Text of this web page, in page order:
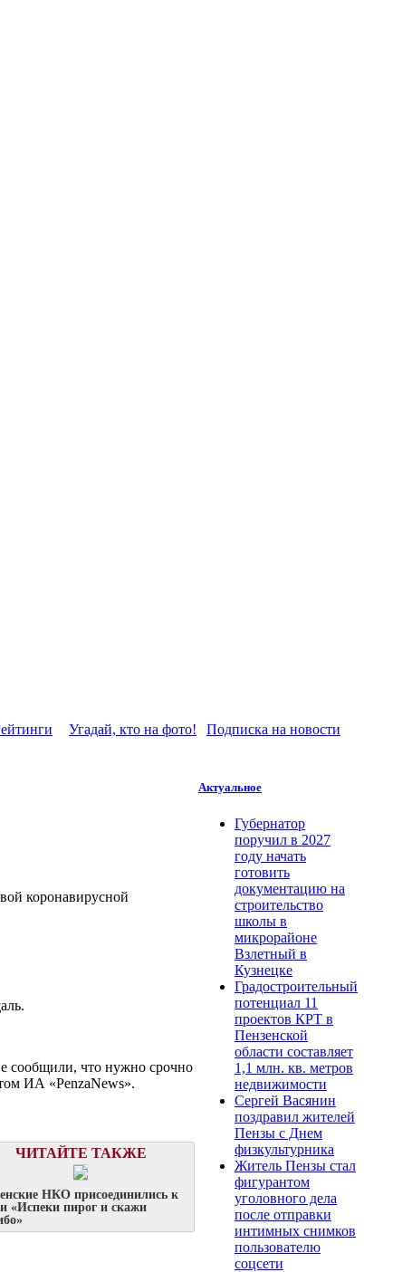
Угадай, кто на фото! Подписка на новости
коронавирусной
сообщили, что нужно срочно
ИА «PenzaNews».
ЧИТАЙТЕ ТАКЖЕ
НКО присоединились к
«Испеки пирог и скажи
Актуальное
Губернатор
поручил в 2027
году начать
готовить
документацию на
строительство
школы в
микрорайоне
Взлетный в
Кузнецке
Градостроительный
потенциал 11
проектов КРТ в
Пензенской
области составляет
1,1 млн. кв. метров
недвижимости
Сергей Васянин
поздравил жителей
Пензы с Днем
физкультурника
Житель Пензы стал
фигурантом
уголовного дела
после отправки
интимных снимков
пользователю
соцсети